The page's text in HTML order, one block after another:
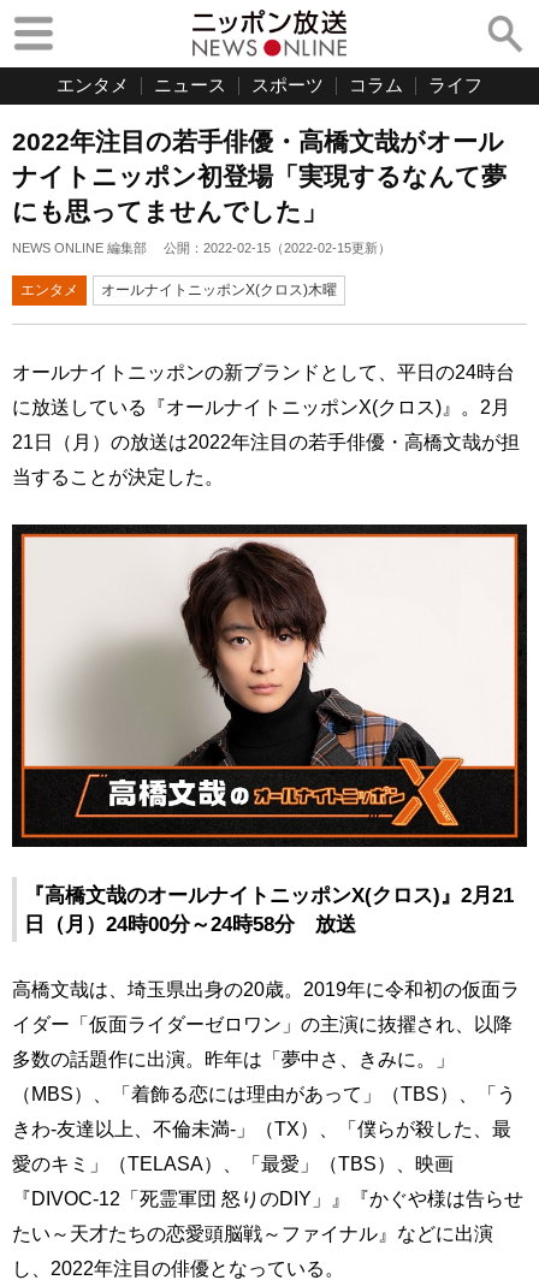
エンタメ ニュース スポーツ コラム ライフ
2022年注目の若手俳優・高橋文哉がオール
ナイトニッポン初登場「実現するなんて夢
にも思ってませんでした」
NEWS ONLINE 編集部 公開： 2022-02-15 （2022-02-15更新）
エンタメ オールナイトニッポンX(クロス)木曜
オールナイトニッポンの新ブランドとして、平日の24時台
に放送している『オールナイトニッポンX(クロス)』。2月
21日（月）の放送は2022年注目の若手俳優・高橋文哉が担
当することが決定した。
『高橋文哉のオールナイトニッポンX(クロス)』2月21
日（月）24時00分～24時58分 放送
高橋文哉は、埼玉県出身の20歳。2019年に令和初の仮面ラ
イダー「仮面ライダーゼロワン」の主演に抜擢され、以降
多数の話題作に出演。昨年は「夢中さ、きみに。」
（MBS）、「着飾る恋には理由があって」（TBS）、「う
きわ-友達以上、不倫未満-」（TX）、「僕らが殺した、最
愛のキミ」（TELASA）、「最愛」（TBS）、映画
『DIVOC-12「死霊軍団 怒りのDIY」』『かぐや様は告らせ
たい～天才たちの恋愛頭脳戦～ファイナル』などに出演
し、2022年注目の俳優となっている。